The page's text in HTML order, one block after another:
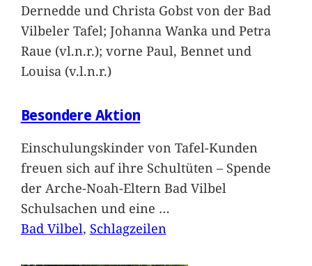
Dernedde und Christa Gobst von der Bad
Vilbeler Tafel; Johanna Wanka und Petra
Raue (vl.n.r.); vorne Paul, Bennet und
Louisa (v.l.n.r.)
Besondere Aktion
Einschulungskinder von Tafel-Kunden
freuen sich auf ihre Schultüten – Spende
der Arche-Noah-Eltern Bad Vilbel
Schulsachen und eine …
Bad Vilbel, Schlagzeilen